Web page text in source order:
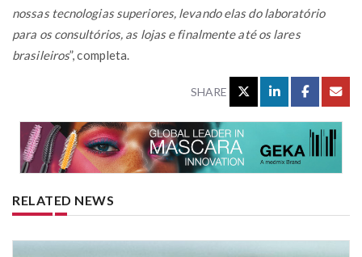
nossas tecnologias superiores, levando elas do laboratório
para os consultórios, as lojas e finalmente até os lares
brasileiros”, completa.
SHARE
RELATED NEWS